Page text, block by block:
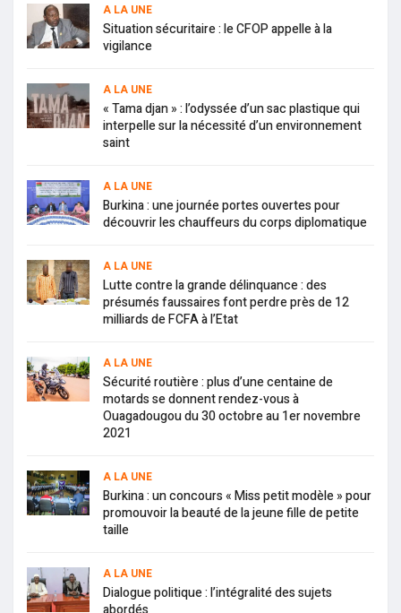
A LA UNE
Situation sécuritaire : le CFOP appelle à la
vigilance
A LA UNE
« Tama djan » : l’odyssée d’un sac plastique qui
interpelle sur la nécessité d’un environnement
saint
A LA UNE
Burkina : une journée portes ouvertes pour
découvrir les chauffeurs du corps diplomatique
A LA UNE
Lutte contre la grande délinquance : des
présumés faussaires font perdre près de 12
milliards de FCFA à l’Etat
A LA UNE
Sécurité routière : plus d’une centaine de
motards se donnent rendez-vous à
Ouagadougou du 30 octobre au 1er novembre
2021
A LA UNE
Burkina : un concours « Miss petit modèle » pour
promouvoir la beauté de la jeune fille de petite
taille
A LA UNE
Dialogue politique : l’intégralité des sujets